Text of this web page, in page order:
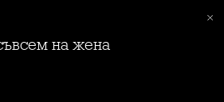
на жена